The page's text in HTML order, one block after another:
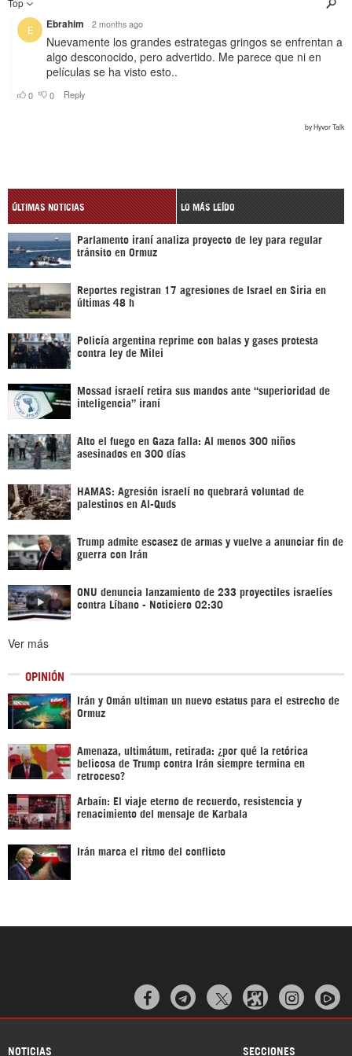
ÚLTIMAS NOTICIAS LO MÁS LEÍDO
Parlamento iraní analiza proyecto de ley para regular
tránsito en Ormuz
Reportes registran 17 agresiones de Israel en Siria en
últimas 48 h
Policía argentina reprime con balas y gases protesta
contra ley de Milei
Mossad israelí retira sus mandos ante “superioridad de
inteligencia” iraní
Alto el fuego en Gaza falla: Al menos 300 niños
asesinados en 300 días
HAMAS: Agresión israelí no quebrará voluntad de
palestinos en Al-Quds
Trump admite escasez de armas y vuelve a anunciar fin de
guerra con Irán
ONU denuncia lanzamiento de 233 proyectiles israelíes
contra Líbano - Noticiero 02:30
Ver más
OPINIÓN
Irán y Omán ultiman un nuevo estatus para el estrecho de
Ormuz
Amenaza, ultimátum, retirada: ¿por qué la retórica
belicosa de Trump contra Irán siempre termina en
retroceso?
Arbaín: El viaje eterno de recuerdo, resistencia y
renacimiento del mensaje de Karbala
Irán marca el ritmo del conflicto
  
NOTICIAS SECCIONES